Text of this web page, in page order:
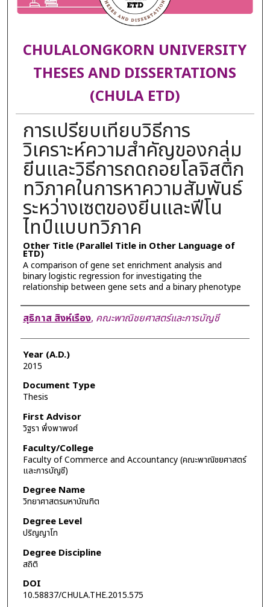
CHULALONGKORN UNIVERSITY
THESES AND DISSERTATIONS
(CHULA ETD)
การเปรียบเทียบวิธีการ
วิเคราะห์ความสำคัญของกลุ่ม
ยีนและวิธีการถดถอยโลจิสติก
ทวิภาคในการหาความสัมพันธ์
ระหว่างเซตของยีนและฟีโน
ไทป์แบบทวิภาค
Other Title (Parallel Title in Other Language of
ETD)
A comparison of gene set enrichment analysis and
binary logistic regression for investigating the
relationship between gene sets and a binary phenotype
Author
สุธิภาส สิงห์เรือง, คณะพาณิชยศาสตร์และการบัญชี
Year (A.D.)
2015
Document Type
Thesis
First Advisor
วิฐรา พึ่งพาพงศ์
Faculty/College
Faculty of Commerce and Accountancy (คณะพาณิชยศาสตร์
และการบัญชี)
Degree Name
วิทยาศาสตรมหาบัณฑิต
Degree Level
ปริญญาโท
Degree Discipline
สถิติ
DOI
10.58837/CHULA.THE.2015.575